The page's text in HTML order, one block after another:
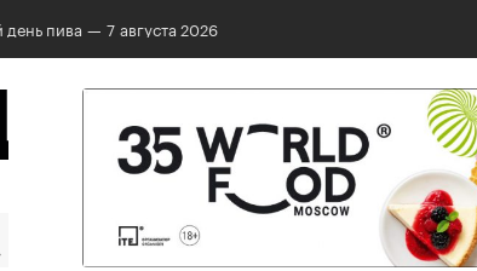
бургеры в 20 сетях: выявлены нарушения и названы